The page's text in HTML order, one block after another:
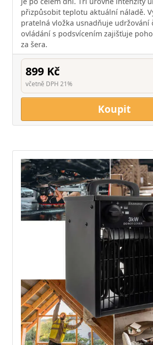
přizpůsobit teplotu aktuální náladě.
pratelná vložka usnadňuje udržování
ovládání s podsvícením zajišťuje
za šera.
899 Kč
včetně DPH 21%
Koupit